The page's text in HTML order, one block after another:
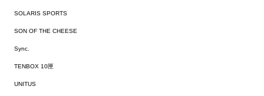
SOLARIS SPORTS
SON OF THE CHEESE
Sync.
TENBOX 10匣
UNITUS